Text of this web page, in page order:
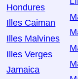
Hondures
Illes Caiman
Illes Malvines
Illes Verges
Jamaica